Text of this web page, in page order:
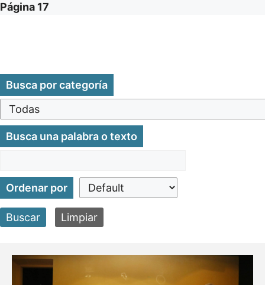
Página 17
Busca por categoría
Busca una palabra o texto
Ordenar por
Buscar Limpiar